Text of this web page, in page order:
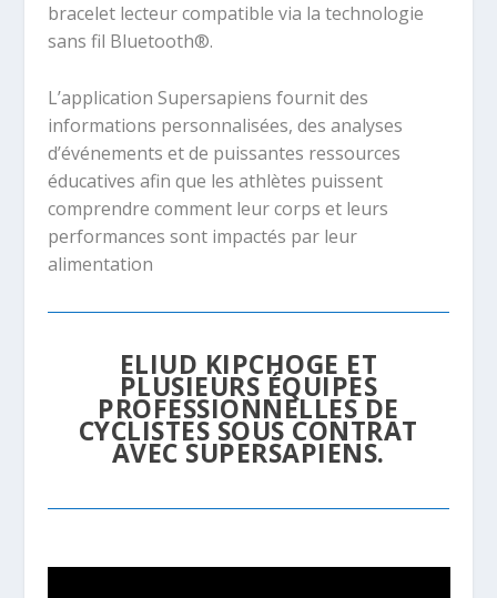
bracelet lecteur compatible via la technologie
sans fil Bluetooth®.
L’application Supersapiens fournit des
informations personnalisées, des analyses
d’événements et de puissantes ressources
éducatives afin que les athlètes puissent
comprendre comment leur corps et leurs
performances sont impactés par leur
alimentation
ELIUD KIPCHOGE ET
PLUSIEURS ÉQUIPES
PROFESSIONNELLES DE
CYCLISTES SOUS CONTRAT
AVEC SUPERSAPIENS.